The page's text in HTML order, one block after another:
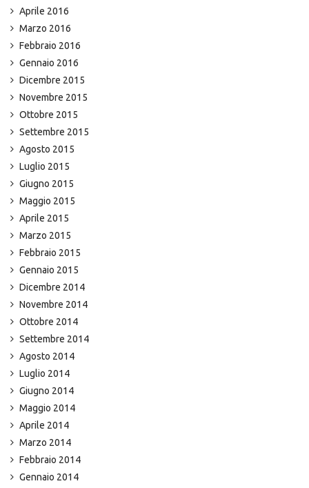
Aprile 2016
Marzo 2016
Febbraio 2016
Gennaio 2016
Dicembre 2015
Novembre 2015
Ottobre 2015
Settembre 2015
Agosto 2015
Luglio 2015
Giugno 2015
Maggio 2015
Aprile 2015
Marzo 2015
Febbraio 2015
Gennaio 2015
Dicembre 2014
Novembre 2014
Ottobre 2014
Settembre 2014
Agosto 2014
Luglio 2014
Giugno 2014
Maggio 2014
Aprile 2014
Marzo 2014
Febbraio 2014
Gennaio 2014